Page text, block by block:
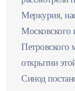
Меркурия,
Московского
Петровского
открытии
Синод